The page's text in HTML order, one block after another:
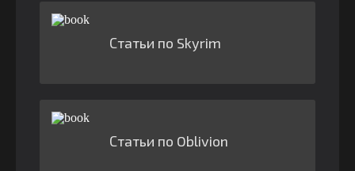
Статьи по Skyrim
Статьи по Oblivion